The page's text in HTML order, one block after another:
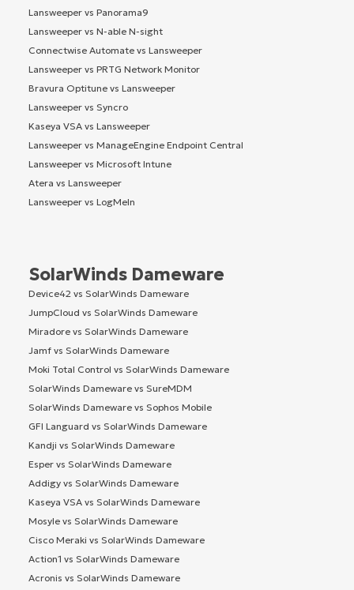
Lansweeper vs Panorama9
Lansweeper vs N-able N-sight
Connectwise Automate vs Lansweeper
Lansweeper vs PRTG Network Monitor
Bravura Optitune vs Lansweeper
Lansweeper vs Syncro
Kaseya VSA vs Lansweeper
Lansweeper vs ManageEngine Endpoint Central
Lansweeper vs Microsoft Intune
Atera vs Lansweeper
Lansweeper vs LogMeIn
SolarWinds Dameware
Device42 vs SolarWinds Dameware
JumpCloud vs SolarWinds Dameware
Miradore vs SolarWinds Dameware
Jamf vs SolarWinds Dameware
Moki Total Control vs SolarWinds Dameware
SolarWinds Dameware vs SureMDM
SolarWinds Dameware vs Sophos Mobile
GFI Languard vs SolarWinds Dameware
Kandji vs SolarWinds Dameware
Esper vs SolarWinds Dameware
Addigy vs SolarWinds Dameware
Kaseya VSA vs SolarWinds Dameware
Mosyle vs SolarWinds Dameware
Cisco Meraki vs SolarWinds Dameware
Action1 vs SolarWinds Dameware
Acronis vs SolarWinds Dameware